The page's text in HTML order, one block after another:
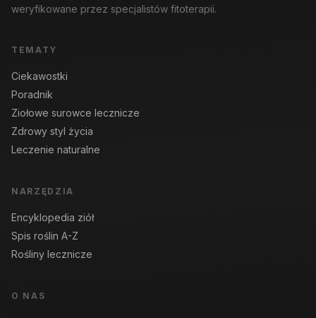
weryfikowane przez specjalistów fitoterapii.
TEMATY
Ciekawostki
Poradnik
Ziołowe surowce lecznicze
Zdrowy styl życia
Leczenie naturalne
NARZĘDZIA
Encyklopedia ziół
Spis roślin A-Z
Rośliny lecznicze
O NAS